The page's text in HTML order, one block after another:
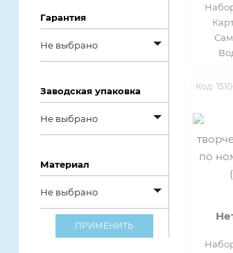
Гарантия
Не выбрано
1 год от
производителя
6 месяцев
не предусмотрена
Заводская упаковка
Не выбрано
Без упаковки
Картонная
коробка
Материал
Не выбрано
Не выбрано
ПРИМЕНИТЬ
Код: